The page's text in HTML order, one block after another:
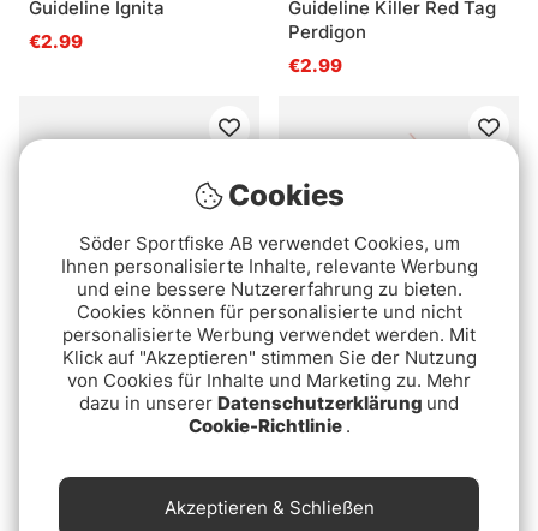
Guideline Ignita
€2.99
Guideline Killer Red Tag
Perdigon
€2.99
Sunray White Underwing
€6.99
Guideline Waffle Ismo -
Green #12
€3.59
Cookies
Söder Sportfiske AB verwendet Cookies, um
Ihnen personalisierte Inhalte, relevante Werbung
und eine bessere Nutzererfahrung zu bieten.
Cookies können für personalisierte und nicht
personalisierte Werbung verwendet werden. Mit
Klick auf "Akzeptieren" stimmen Sie der Nutzung
von Cookies für Inhalte und Marketing zu. Mehr
dazu in unserer Datenschutzerklärung und
Cookie-Richtlinie .
Akzeptieren & Schließen